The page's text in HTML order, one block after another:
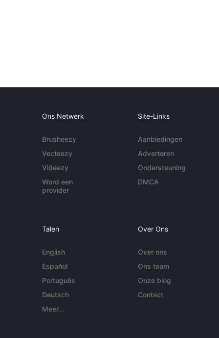
Ons Netwerk
Brusheezy
Vecteezy
Videezy
Word een
provider
Site-Links
Aanbiedingen
Adverteren
Ondersteuning
DMCA
Talen
English
Español
Português
Deutsch
Meer...
Over Ons
Over ons
Ons team
Onze blog
Contact